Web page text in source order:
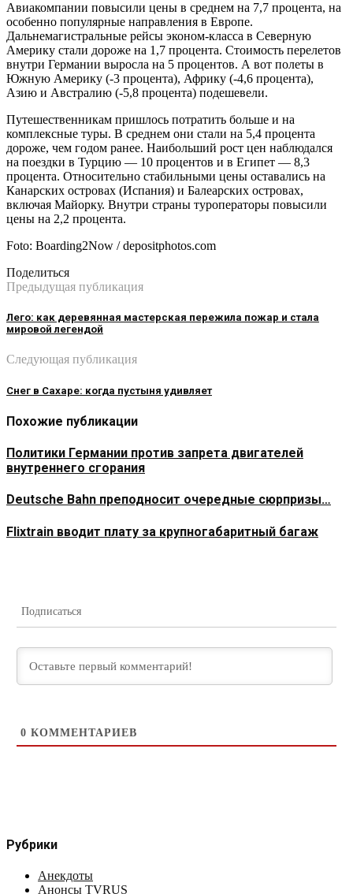
Авиакомпании повысили цены в среднем на 7,7 процента, на
особенно популярные направления в Европе.
Дальнемагистральные рейсы эконом-класса в Северную
Америку стали дороже на 1,7 процента. Стоимость перелетов
внутри Германии выросла на 5 процентов. А вот полеты в
Южную Америку (-3 процента), Африку (-4,6 процента),
Азию и Австралию (-5,8 процента) подешевели.
Путешественникам пришлось потратить больше и на
комплексные туры. В среднем они стали на 5,4 процента
дороже, чем годом ранее. Наибольший рост цен наблюдался
на поездки в Турцию — 10 процентов и в Египет — 8,3
процента. Относительно стабильными цены оставались на
Канарских островах (Испания) и Балеарских островах,
включая Майорку. Внутри страны туроператоры повысили
цены на 2,2 процента.
Foto: Boarding2Now / depositphotos.com
Поделиться
Предыдущая публикация
Лего: как деревянная мастерская пережила пожар и стала
мировой легендой
Следующая публикация
Снег в Сахаре: когда пустыня удивляет
Похожие публикации
Политики Германии против запрета двигателей
внутреннего сгорания
Deutsche Bahn преподносит очередные сюрпризы…
Flixtrain вводит плату за крупногабаритный багаж
Подписаться
0 КОММЕНТАРИЕВ
Рубрики
Анекдоты
Анонсы TVRUS